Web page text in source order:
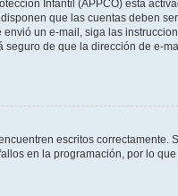
Infantil (APPCO) está
que las cuentas deben
un e-mail, siga las
de que la dirección de e-
escritos correctamente.
en la programación, por lo